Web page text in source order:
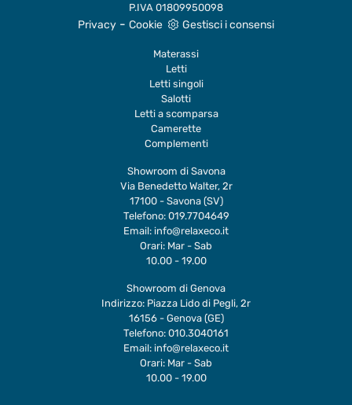
P.IVA 01809950098
Privacy - Cookie Gestisci i consensi
Materassi
Letti
Letti singoli
Salotti
Letti a scomparsa
Camerette
Complementi
Showroom di Savona
Via Benedetto Walter, 2r
17100 - Savona (SV)
Telefono: 019.7704649
Email: info@relaxeco.it
Orari: Mar - Sab
10.00 - 19.00
Showroom di Genova
Indirizzo: Piazza Lido di Pegli, 2r
16156 - Genova (GE)
Telefono: 010.3040161
Email: info@relaxeco.it
Orari: Mar - Sab
10.00 - 19.00